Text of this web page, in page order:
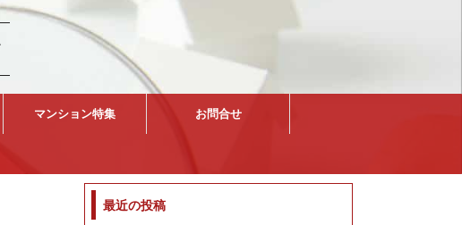
マンション特集 お問合せ
最近の投稿